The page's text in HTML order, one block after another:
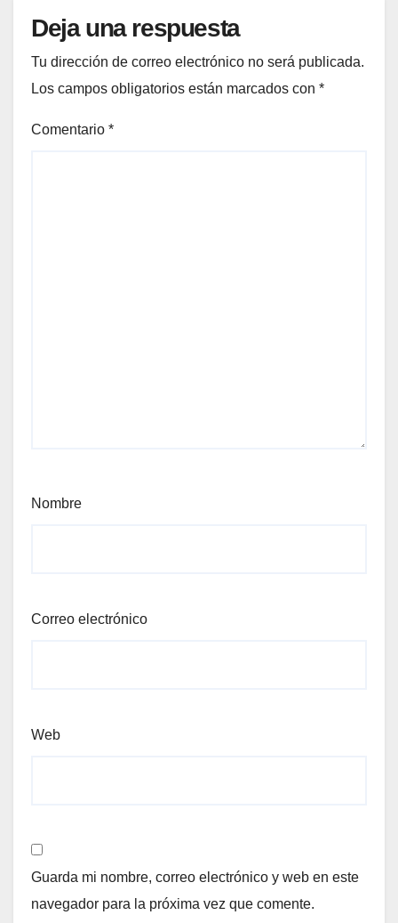
Deja una respuesta
Tu dirección de correo electrónico no será publicada.
Los campos obligatorios están marcados con *
Comentario *
Nombre
Correo electrónico
Web
Guarda mi nombre, correo electrónico y web en este
navegador para la próxima vez que comente.